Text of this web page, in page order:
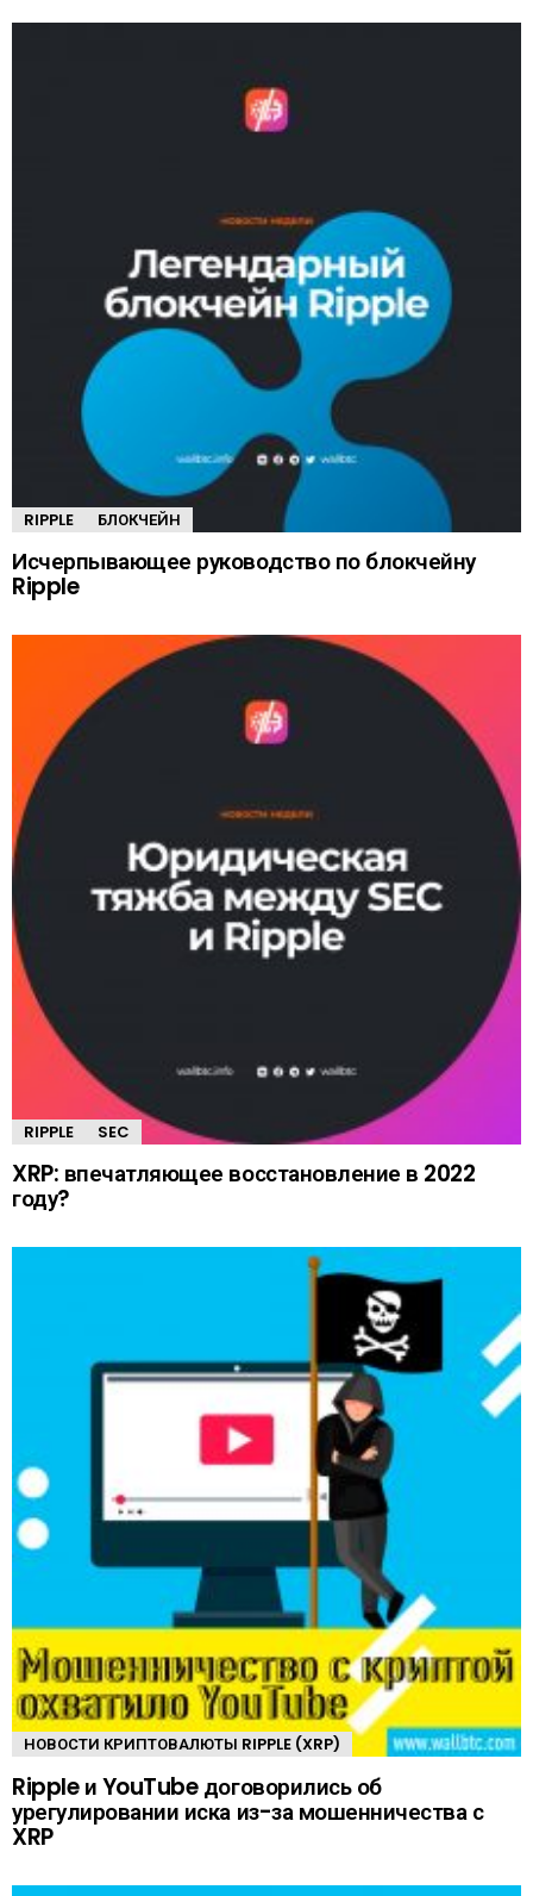
RIPPLE БЛОКЧЕЙН
Исчерпывающее руководство по блокчейну
Ripple
RIPPLE SEC
XRP: впечатляющее восстановление в 2022
году?
НОВОСТИ КРИПТОВАЛЮТЫ RIPPLE (XRP)
Ripple и YouTube договорились об
урегулировании иска из-за мошенничества с
XRP